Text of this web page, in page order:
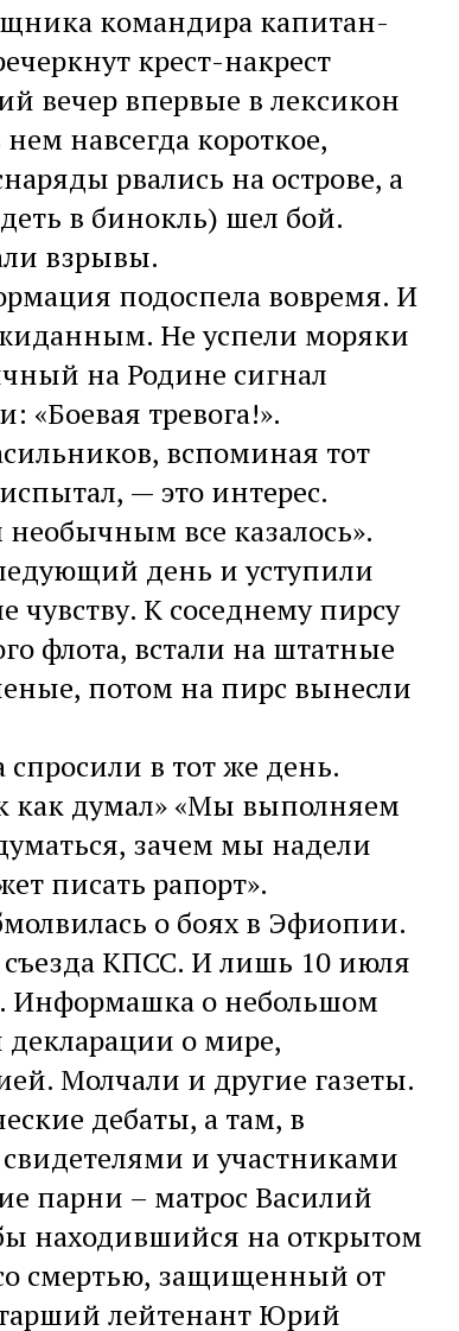
командира капитан-
крест-накрест
вечер впервые в лексикон
навсегда короткое,
рвались на острове, а
в бинокль) шел бой.
взрывы.
подоспела вовремя. И
Не успели моряки
на Родине сигнал
«Боевая тревога!».
вспоминая тот
— это интерес.
все казалось».
день и уступили
чувству. К соседнему пирсу
флота, встали на штатные
потом на пирс вынесли
в тот же день.
как думал» «Мы выполняем
зачем мы надели
писать рапорт».
о боях в Эфиопии.
КПСС. И лишь 10 июля
Информашка о небольшом
о мире,
Молчали и другие газеты.
дебаты, а там, в
и участниками
парни – матрос Василий
находившийся на открытом
смертью, защищенный от
лейтенант Юрий